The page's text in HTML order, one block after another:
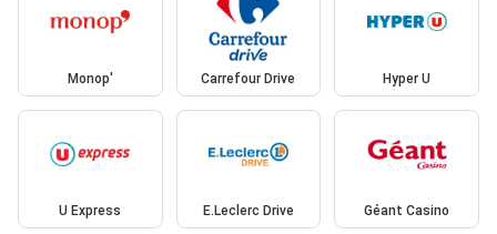
Monop' Carrefour Drive Hyper U
U Express E.Leclerc Drive Géant Casino